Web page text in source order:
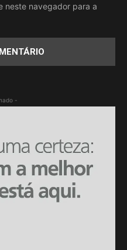
neste navegador para a
-